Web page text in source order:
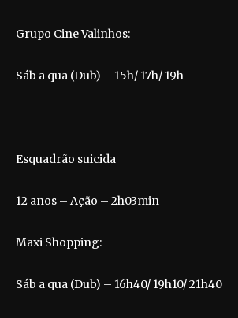
Grupo Cine Valinhos:
Sáb a qua (Dub) – 15h/ 17h/ 19h
Esquadrão suicida
12 anos – Ação – 2h03min
Maxi Shopping:
Sáb a qua (Dub) – 16h40/ 19h10/ 21h40